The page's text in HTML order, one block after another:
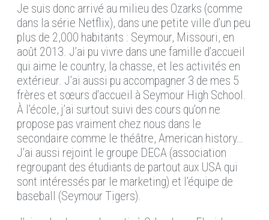
Je suis donc arrivé au milieu des Ozarks (comme
dans la série Netflix), dans une petite ville d’un peu
plus de 2,000 habitants : Seymour, Missouri, en
août 2013. J’ai pu vivre dans une famille d’accueil
qui aime le country, la chasse, et les activités en
extérieur. J’ai aussi pu accompagner 3 de mes 5
frères et sœurs d’accueil à Seymour High School.
À l’école, j’ai surtout suivi des cours qu’on ne
propose pas vraiment chez nous dans le
secondaire comme le théâtre, American history…
J’ai aussi rejoint le groupe DECA (association
regroupant des étudiants de partout aux USA qui
sont intéressés par le marketing) et l’équipe de
baseball (Seymour Tigers).